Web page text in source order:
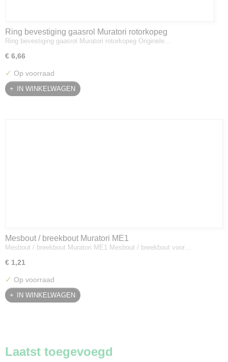
Ring bevestiging gaasrol Muratori rotorkopeg
Ring bevestiging gaasrol Muratori rotorkopeg Originele…
€ 6,66
✓ Op voorraad
IN WINKELWAGEN
Mesbout / breekbout Muratori ME1
Mesbout / breekbout Muratori ME1 Mesbout / breekbout voor…
€ 1,21
✓ Op voorraad
IN WINKELWAGEN
Laatst toegevoegd